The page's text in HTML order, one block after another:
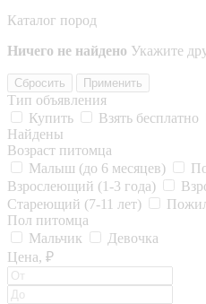
Каталог пород
Ничего не найдено Укажите
Сбросить Применить
Тип объявления
Купить
Взять бесплатно
Найдены
Возраст питомца
Малыш (до 6 месяцев)
Взрослеющий (1-3 года)
Стареющий (7-11 лет)
Пол питомца
Мальчик
Девочка
Цена, ₽